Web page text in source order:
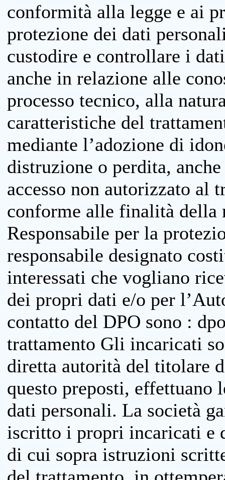
conformità alla legge e ai
protezione dei dati
custodire e controllare i
anche in relazione alle
processo tecnico, alla
caratteristiche del
mediante l’adozione di
distruzione o perdita,
accesso non autorizzato al
conforme alle finalità della
Responsabile per la
responsabile designato
interessati che vogliano
dei propri dati e/o per
contatto del DPO sono :
trattamento Gli incaricati
diretta autorità del titolare
questo preposti, effettuano
dati personali. La società
iscritto i propri incaricati e
di cui sopra istruzioni